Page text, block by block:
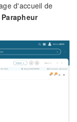
d'accueil de
Parapheur